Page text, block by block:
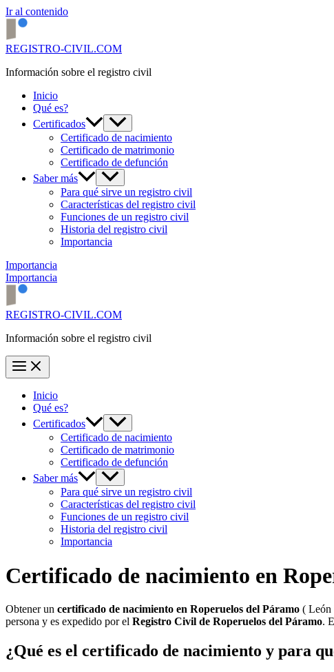
Ir al contenido
REGISTRO-CIVIL.COM
Información sobre el registro civil
Inicio
Qué es?
Certificados
Certificado de nacimiento
Certificado de matrimonio
Certificado de defunción
Saber más
Para qué sirve un registro civil
Características del registro civil
Funciones de un registro civil
Historia del registro civil
Importancia
Importancia
Importancia
REGISTRO-CIVIL.COM
Información sobre el registro civil
Inicio
Qué es?
Certificados
Certificado de nacimiento
Certificado de matrimonio
Certificado de defunción
Saber más
Para qué sirve un registro civil
Características del registro civil
Funciones de un registro civil
Historia del registro civil
Importancia
Certificado de nacimiento en
Obtener un certificado de nacimiento en Roperuelos del Páramo ( León
persona y es expedido por el Registro Civil de Roperuelos del Páramo.
¿Qué es el certificado de nacimiento y para